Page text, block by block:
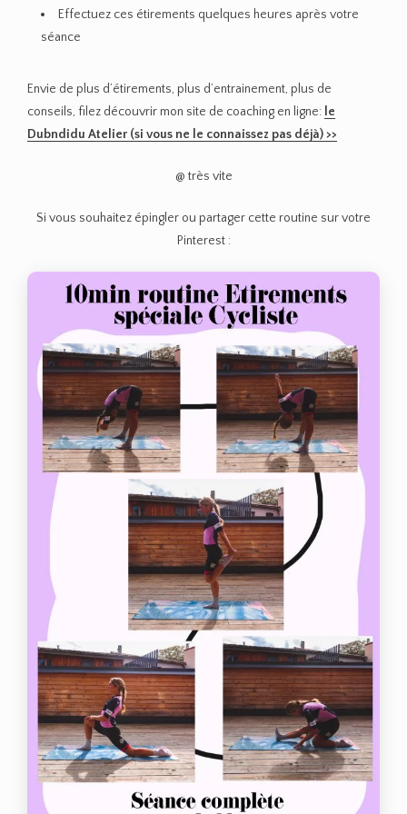
Effectuez ces étirements quelques heures après votre
séance
Envie de plus d’étirements, plus d’entrainement, plus de
conseils, filez découvrir mon site de coaching en ligne: le
Dubndidu Atelier (si vous ne le connaissez pas déjà) >>
@ très vite
Si vous souhaitez épingler ou partager cette routine sur votre
Pinterest :